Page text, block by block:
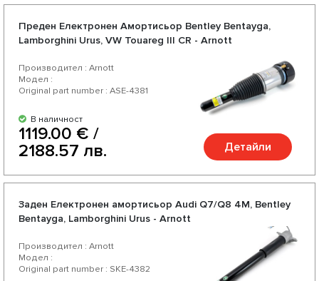
Преден Електронен Амортисьор Bentley Bentayga,
Lamborghini Urus, VW Touareg III CR - Arnott
Производител : Arnott
Модел :
Original part number : ASE-4381
В наличност
1119.00 € /
2188.57 лв.
Детайли
Заден Електронен амортисьор Audi Q7/Q8 4M, Bentley
Bentayga, Lamborghini Urus - Arnott
Производител : Arnott
Модел :
Original part number : SKE-4382